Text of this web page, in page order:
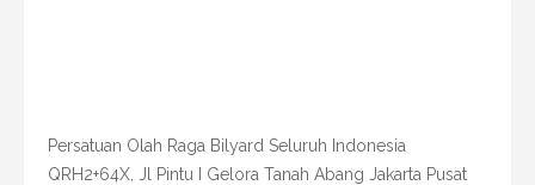
Persatuan Olah Raga Bilyard Seluruh Indonesia
QRH2+64X, Jl Pintu I Gelora Tanah Abang Jakarta Pusat